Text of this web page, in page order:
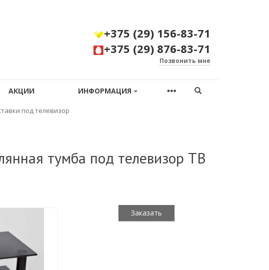
+375 (29) 156-83-71
+375 (29) 876-83-71
Позвонить мне
АКЦИИ ИНФОРМАЦИЯ
под телевизор
тумба под телевизор ТВ
Заказать